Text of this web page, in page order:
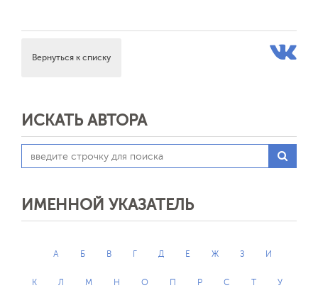
Вернуться к списку
ИСКАТЬ АВТОРА
ИМЕННОЙ УКАЗАТЕЛЬ
А Б В Г Д Е Ж З И
К Л М Н О П Р С Т У